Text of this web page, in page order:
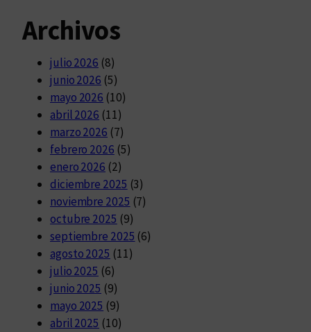
Archivos
julio 2026 (8)
junio 2026 (5)
mayo 2026 (10)
abril 2026 (11)
marzo 2026 (7)
febrero 2026 (5)
enero 2026 (2)
diciembre 2025 (3)
noviembre 2025 (7)
octubre 2025 (9)
septiembre 2025 (6)
agosto 2025 (11)
julio 2025 (6)
junio 2025 (9)
mayo 2025 (9)
abril 2025 (10)